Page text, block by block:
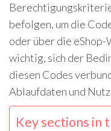
befolgen, um die
oder über die
wichtig, sich der
diesen Codes
Ablaufdaten und
Key sections in